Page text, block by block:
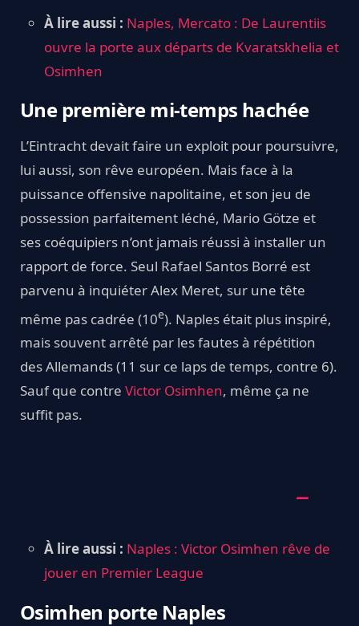
À lire aussi : Naples, Mercato : De Laurentiis
ouvre la porte aux départs de Kvaratskhelia et
Osimhen
Une première mi-temps hachée
L’Eintracht devait faire un exploit pour poursuivre,
lui aussi, son rêve européen. Mais face à la
puissance offensive napolitaine, et son jeu de
possession parfaitement léché, Mario Götze et
ses coéquipiers n’ont jamais réussi à installer un
rapport de force. Seul Rafael Santos Borré est
parvenu à inquiéter Alex Meret, sur une tête
même pas cadrée (10e). Naples était plus inspiré,
mais souvent arrêté par les fautes à répétition
des Allemands (11 sur ce laps de temps, contre 6).
Sauf que contre Victor Osimhen, même ça ne
suffit pas.
À lire aussi : Naples : Victor Osimhen rêve de
jouer en Premier League
Osimhen porte Naples